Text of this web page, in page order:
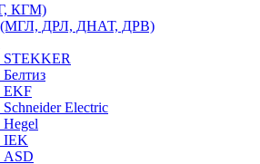
КГМ)
(МГЛ, ДРЛ, ДНАТ, ДРВ)
STEKKER
EKF
Electric
IEK
ASD